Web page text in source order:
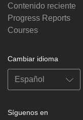
Contenido reciente
Progress Reports
Courses
Cambiar idioma
Síguenos en